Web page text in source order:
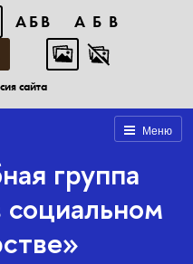
АБВ
АБВ
сайта
Меню
группа